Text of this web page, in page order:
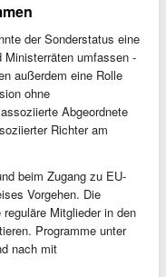
der Sonderstatus eine
Ministerräten umfassen -
außerdem eine Rolle
ohne
Abgeordnete
Richter am
beim Zugang zu EU-
Vorgehen. Die
Mitglieder in den
Programme unter
nach mit